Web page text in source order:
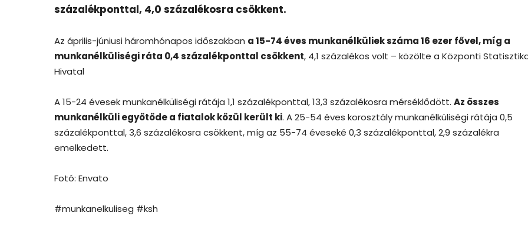
százalékponttal, 4,0 százalékosra csökkent.
Az április-júniusi háromhónapos időszakban a 15-74 éves munkanélküliek száma 16 ezer fővel, míg a
munkanélküliségi ráta 0,4 százalékponttal csökkent, 4,1 százalékos volt – közölte a Központi
Hivatal
A 15-24 évesek munkanélküliségi rátája 1,1 százalékponttal, 13,3 százalékosra mérséklődött. Az összes
munkanélküli egyötöde a fiatalok közül került ki. A 25-54 éves korosztály munkanélküliségi rátája 0,5
százalékponttal, 3,6 százalékosra csökkent, míg az 55-74 éveseké 0,3 százalékponttal, 2,9 százalékra
emelkedett.
Fotó: Envato
#munkanelkuliseg #ksh